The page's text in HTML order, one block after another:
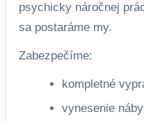
psychicky náročnej
sa postaráme my.
Zabezpečíme:
kompletné
vynesenie